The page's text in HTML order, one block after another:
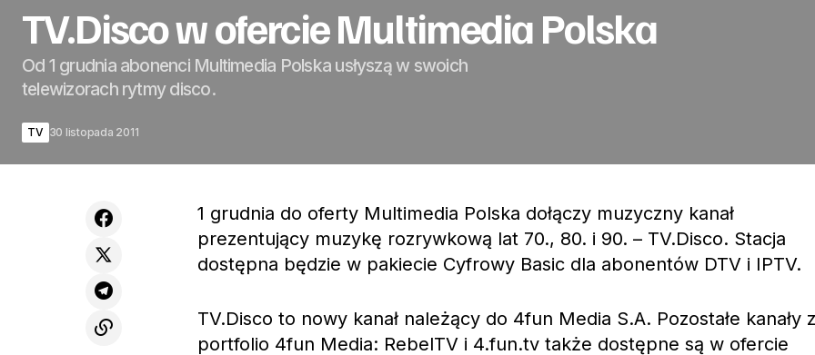
TV.Disco w ofercie Multimedia Polska
Od 1 grudnia abonenci Multimedia Polska usłyszą w swoich
telewizorach rytmy disco.
TV 30 listopada 2011
1 grudnia do oferty Multimedia Polska dołączy muzyczny kanał
prezentujący muzykę rozrywkową lat 70., 80. i 90. – TV.Disco. Stacja
dostępna będzie w pakiecie Cyfrowy Basic dla abonentów DTV i IPTV.
TV.Disco to nowy kanał należący do 4fun Media S.A. Pozostałe kanały z
portfolio 4fun Media: RebelTV i 4.fun.tv także dostępne są w ofercie